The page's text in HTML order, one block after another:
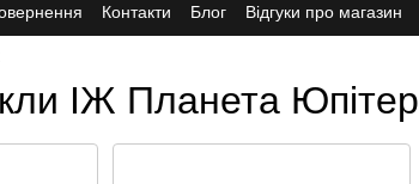
Контакти Блог Відгуки про магазин
ІЖ Планета Юпітер